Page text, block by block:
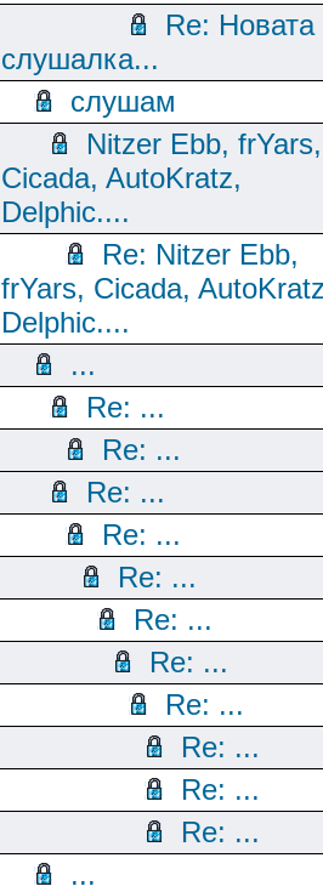
Re: Новата
слушалка...
слушам
Nitzer Ebb, frYars,
Cicada, AutoKratz,
Delphic....
Re: Nitzer Ebb,
frYars, Cicada,
Delphic....
...
Re: ...
Re: ...
Re: ...
Re: ...
Re: ...
Re: ...
Re: ...
Re: ...
Re: ...
Re: ...
Re: ...
...